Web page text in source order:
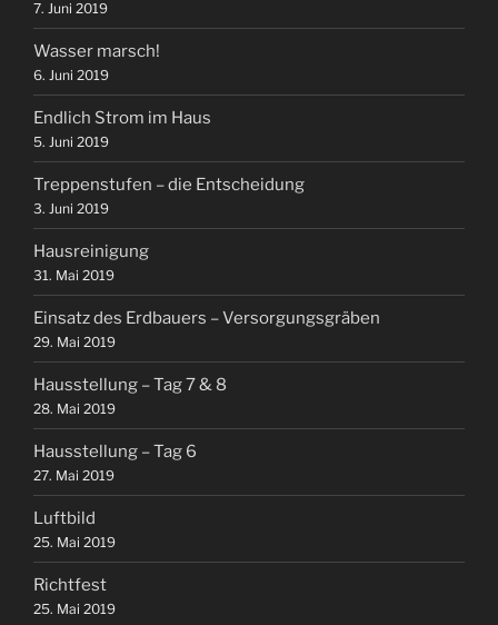
7. Juni 2019
Wasser marsch!
6. Juni 2019
Endlich Strom im Haus
5. Juni 2019
Treppenstufen – die Entscheidung
3. Juni 2019
Hausreinigung
31. Mai 2019
Einsatz des Erdbauers – Versorgungsgräben
29. Mai 2019
Hausstellung – Tag 7 & 8
28. Mai 2019
Hausstellung – Tag 6
27. Mai 2019
Luftbild
25. Mai 2019
Richtfest
25. Mai 2019